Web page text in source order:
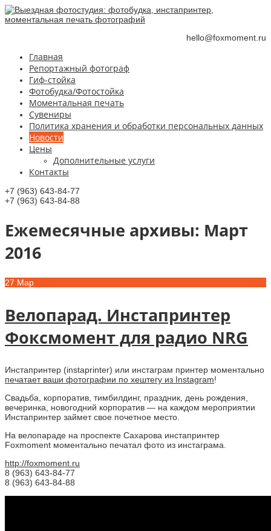
hello@foxmoment.ru
Главная
Репортажный фотограф
Гиф-стойка
Фотобудка/Фотостойка
Моментальная печать
Сувениры
Политика хранения и обработки персональных данных
Новости
Цены
Дополнительные услуги
Контакты
+7 (963) 643-84-77
+7 (963) 643-84-88
Ежемесячные aрхивы: Март
2016
27 Мар
Велопарад. Инстапринтер
Фоксмомент для радио NRG
Инстапринтер (instaprinter) или инстаграм принтер моментально
печатает ваши фотографии по хештегу из Instagram!
Свадьба, корпоратив, тимбилдинг, праздник, день рождения,
вечеринка, новогодний корпоратив — на каждом мероприятии
Инстапринтер займет свое почетное место.
На велопараде на проспекте Сахарова инстапринтер
Foxmoment моментально печатал фото из инстаграма.
http://foxmoment.ru
8 (963) 643-84-77
8 (963) 643-84-88